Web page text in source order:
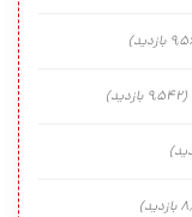
(9,542 بازدید)